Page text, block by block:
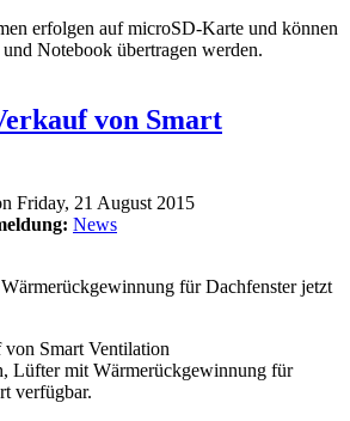
erfolgen auf microSD-Karte und können
Notebook übertragen werden.
von Smart
Friday, 21 August 2015
News
für Dachfenster jetzt
Lüfter mit Wärmerückgewinnung für
verfügbar.